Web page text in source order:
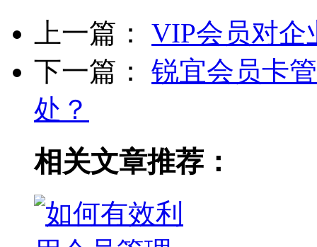
上一篇： VIP会员对企
下一篇： 锐宜会员卡
处？
相关文章推荐：